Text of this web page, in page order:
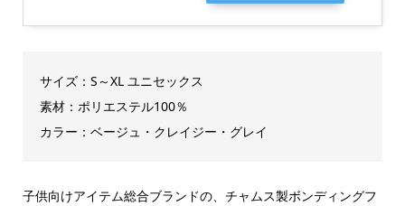
サイズ：S～XL ユニセックス
素材：ポリエステル100％
カラー：ベージュ・クレイジー・グレイ
子供向けアイテム総合ブランドの、チャムス製ボンディングフ